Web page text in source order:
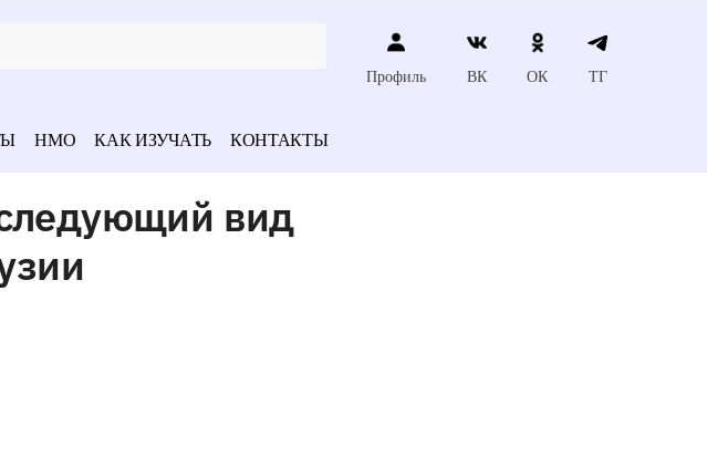
Профиль ВК ОК ТГ
НМО КАК ИЗУЧАТЬ КОНТАКТЫ
вид